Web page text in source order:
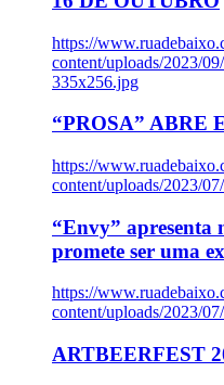
https://
content/uploads/2023/
335x256.jpg
“PROSA” ABRE
https://
content/uploads/2023/
“Envy” apresenta
promete ser uma
https://
content/uploads/2023/
ARTBEERFEST